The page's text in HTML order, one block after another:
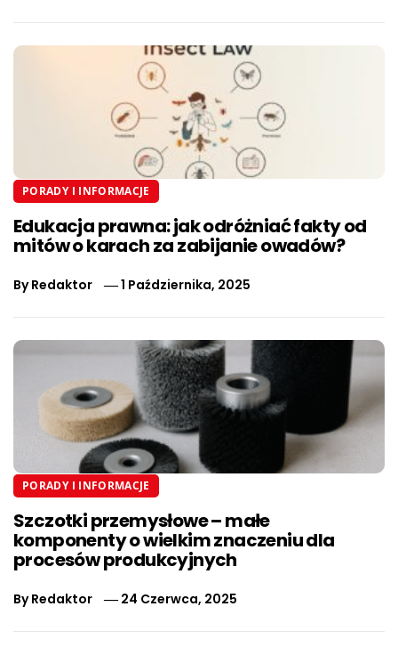
PORADY I INFORMACJE
Edukacja prawna: jak odróżniać fakty od
mitów o karach za zabijanie owadów?
ByRedaktor 1 Października, 2025
PORADY I INFORMACJE
Szczotki przemysłowe – małe
komponenty o wielkim znaczeniu dla
procesów produkcyjnych
ByRedaktor 24 Czerwca, 2025